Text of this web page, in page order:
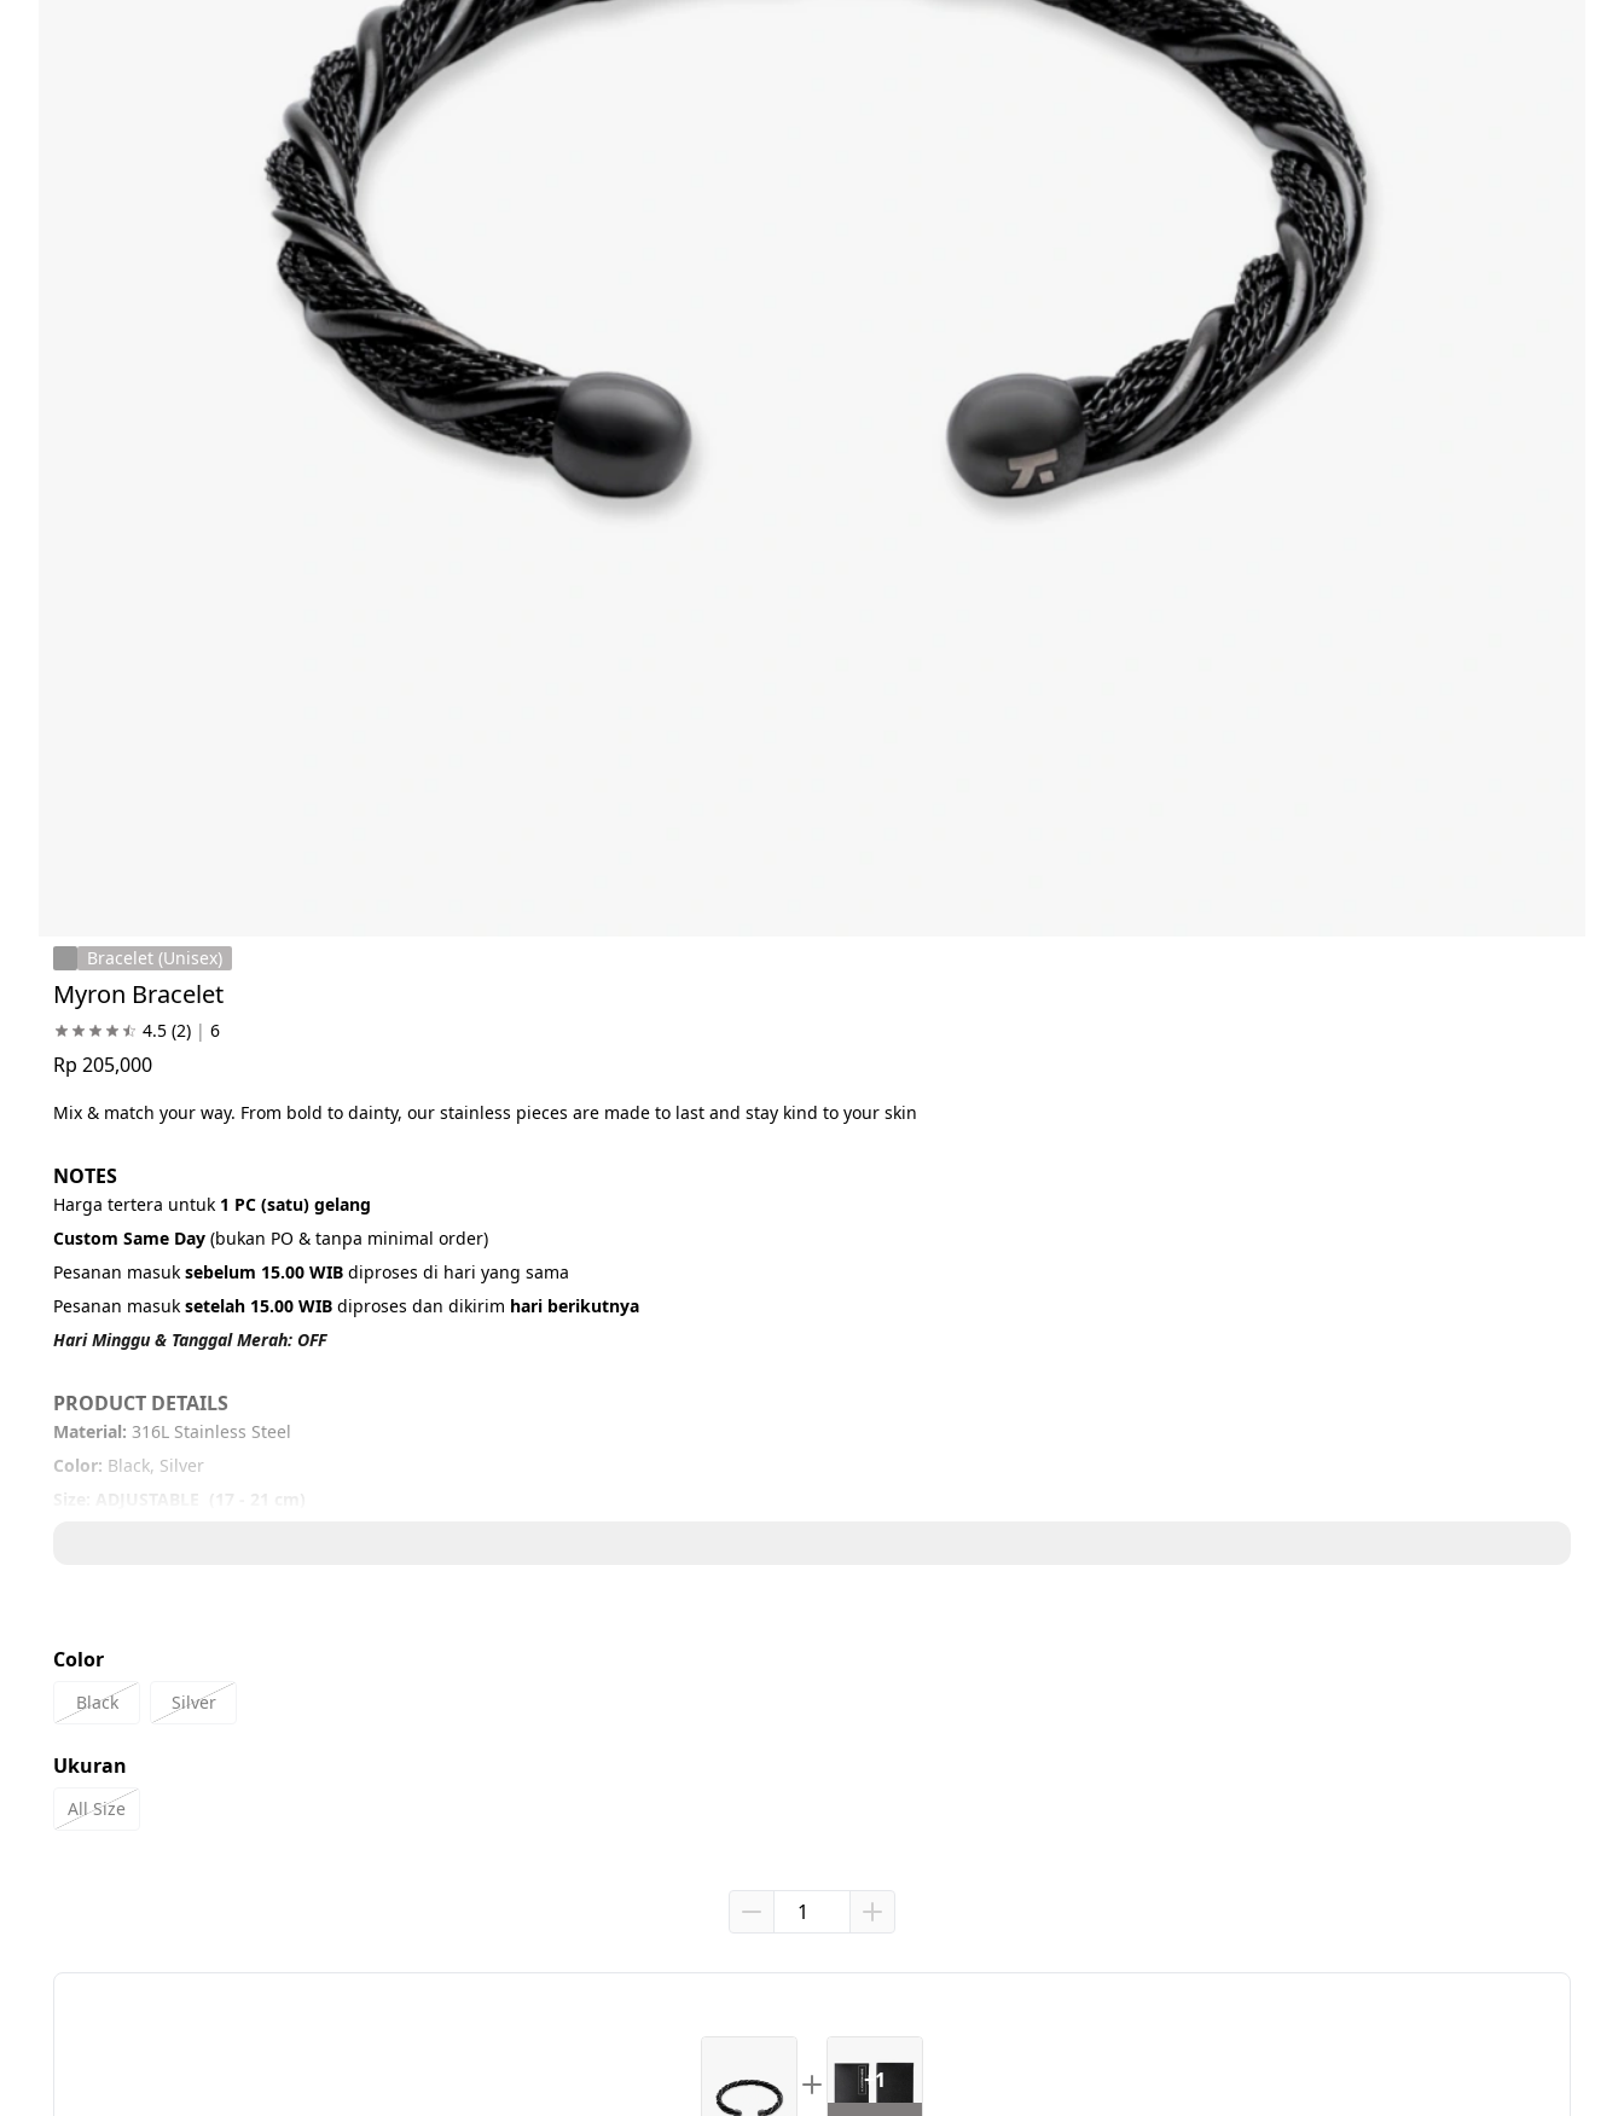
Bracelet (Unisex)
Myron Bracelet
4.5 (2) | 6
Rp 205,000
Mix & match your way. From bold to dainty, our stainless pieces are made to last and stay kind to your skin
NOTES
Harga tertera untuk 1 PC (satu) gelang
Custom Same Day (bukan PO & tanpa minimal order)
Pesanan masuk sebelum 15.00 WIB diproses di hari yang sama
Pesanan masuk setelah 15.00 WIB diproses dan dikirim hari berikutnya
Hari Minggu & Tanggal Merah: OFF
PRODUCT DETAILS
Material: 316L Stainless Steel
Color: Black, Silver
Size: ADJUSTABLE  (17 - 21 cm)
Color
Black Silver
Ukuran
All Size
+1